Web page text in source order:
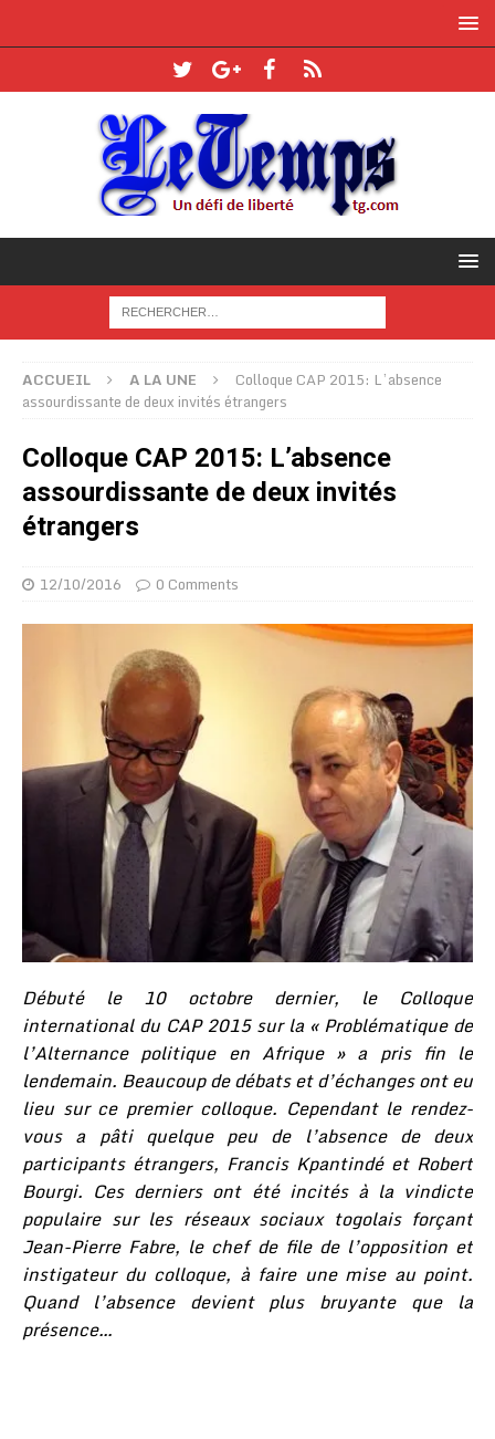
ACCUEIL A LA UNE
Colloque CAP 2015: L’absence
assourdissante de deux invités étrangers
Colloque CAP 2015: L’absence
assourdissante de deux invités
étrangers
12/10/2016 0 Comments
Débuté le 10 octobre dernier, le Colloque
international du CAP 2015 sur la « Problématique de
l’Alternance politique en Afrique » a pris fin le
lendemain. Beaucoup de débats et d’échanges ont eu
lieu sur ce premier colloque. Cependant le rendez-
vous a pâti quelque peu de l’absence de deux
participants étrangers, Francis Kpantindé et Robert
Bourgi. Ces derniers ont été incités à la vindicte
populaire sur les réseaux sociaux togolais forçant
Jean-Pierre Fabre, le chef de file de l’opposition et
instigateur du colloque, à faire une mise au point.
Quand l’absence devient plus bruyante que la
présence…